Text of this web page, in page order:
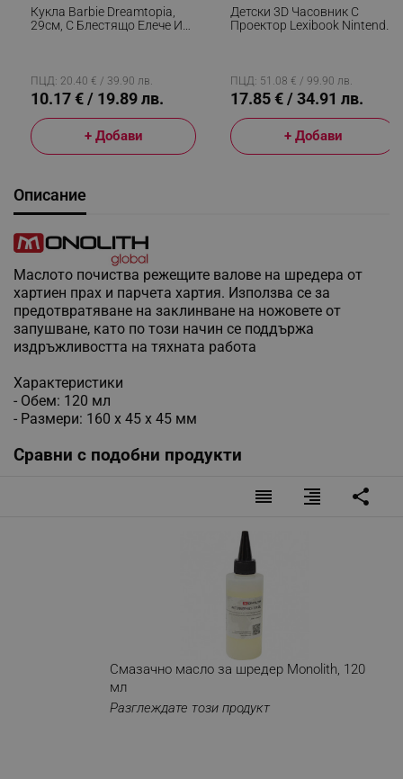
Кукла Barbie Dreamtopia,
29см, С Блестящо Елече И
ПЦД: 20.40 € / 39.90 лв.
10.17 € / 19.89 лв.
+ Добави
Детски 3D Часовник С
Проектор Lexibook Nintendo
ПЦД: 51.08 € / 99.90 лв.
17.85 € / 34.91 лв.
+ Добави
Описание
Маслото почиства режещите валове на шредера от
хартиен прах и парчета хартия. Използва се за
предотвратяване на заклинване на ножовете от
запушване, като по този начин се поддържа
издръжливостта на тяхната работа
Характеристики
- Обем: 120 мл
- Размери: 160 х 45 х 45 мм
Сравни с подобни продукти
reorder format_align_right share
Смазачно масло за шредер Monolith, 120
мл
Разглеждате този продукт